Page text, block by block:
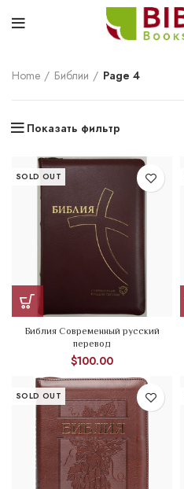
Home Библии Page 4
Показать фильтр
SOLD OUT
Библия Современный русский
перевод
$100.00
SOLD OUT